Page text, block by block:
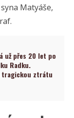
Matyáše,
už přes 20 let po
Radku.
tragickou ztrátu